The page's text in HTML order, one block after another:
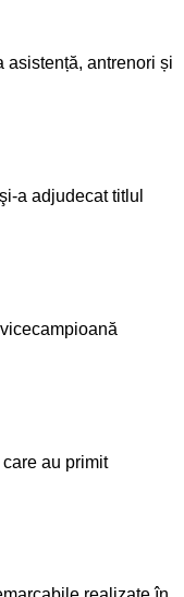
asistență, antrenori și
a adjudecat titlul
au primit